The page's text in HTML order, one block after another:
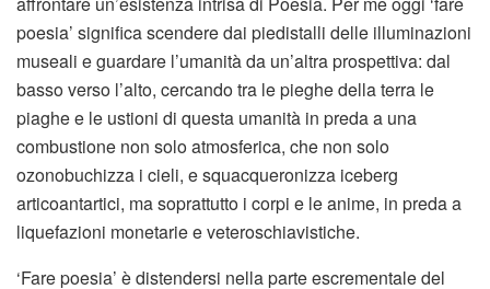
poesia’ significa scendere dai piedistalli delle illuminazioni
museali e guardare l’umanità da un’altra prospettiva: dal
basso verso l’alto, cercando tra le pieghe della terra le
piaghe e le ustioni di questa umanità in preda a una
combustione non solo atmosferica, che non solo
ozonobuchizza i cieli, e squacqueronizza iceberg
articoantartici, ma soprattutto i corpi e le anime, in preda a
liquefazioni monetarie e veteroschiavistiche.
‘Fare poesia’ è distendersi nella parte escrementale del